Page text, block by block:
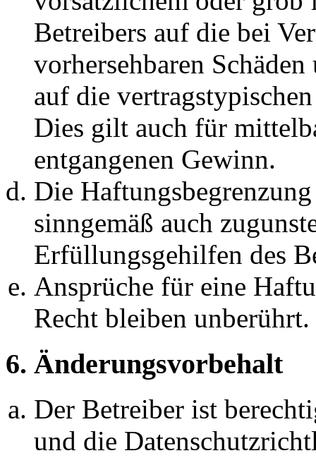
Betreibers auf die bei
vorhersehbaren
auf die
Dies gilt auch für
entgangenen Gewinn.
Die
sinngemäß auch
Erfüllungsgehilfen des
Ansprüche für eine
Recht bleiben unberührt.
6. Änderungsvorbehalt
Der Betreiber ist
und die